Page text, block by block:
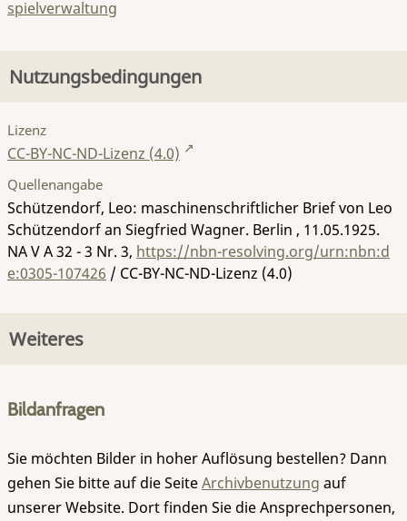
spielverwaltung
Nutzungsbedingungen
Lizenz
CC-BY-NC-ND-Lizenz (4.0)
Quellenangabe
Schützendorf, Leo: maschinenschriftlicher Brief von Leo
Schützendorf an Siegfried Wagner. Berlin , 11.05.1925.
NA V A 32 - 3 Nr. 3, https://nbn-resolving.org/urn:nbn:d
e:0305-107426 / CC-BY-NC-ND-Lizenz (4.0)
Weiteres
Bildanfragen
Sie möchten Bilder in hoher Auflösung bestellen? Dann
gehen Sie bitte auf die SeiteArchivbenutzung auf
unserer Website. Dort finden Sie die Ansprechpersonen,